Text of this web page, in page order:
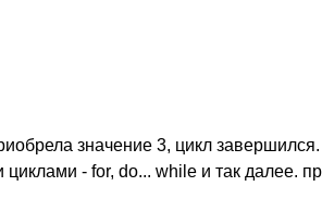
значение 3, цикл
- for, do... while и так далее.